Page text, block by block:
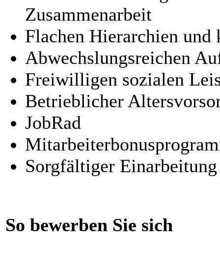
Zusammenarbeit
Flachen Hierarchien und
Abwechslungsreichen
Freiwilligen sozialen
Betrieblicher
JobRad
Sorgfältiger
So bewerben Sie sich